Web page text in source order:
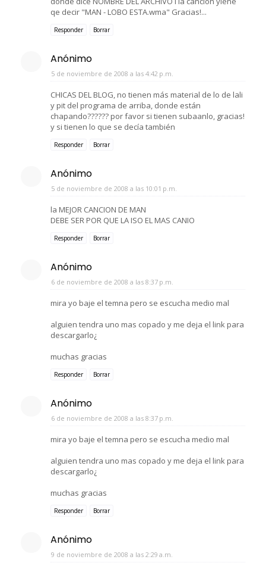
qe decir "MAN - LOBO ESTA.wma" Gracias!...
Responder Borrar
Anónimo
5 de noviembre de 2008 a las 4:42 p.m.
CHICAS DEL BLOG, no tienen más material de lo de lali
y pit del programa de arriba, donde están
chapando?????? por favor si tienen subaanlo, gracias!
y si tienen lo que se decía también
Responder Borrar
Anónimo
5 de noviembre de 2008 a las 10:01 p.m.
la MEJOR CANCION DE MAN
DEBE SER POR QUE LA ISO EL MAS CANIO
Responder Borrar
Anónimo
6 de noviembre de 2008 a las 8:37 p.m.
mira yo baje el temna pero se escucha medio mal
alguien tendra uno mas copado y me deja el link para
descargarlo¿
muchas gracias
Responder Borrar
Anónimo
6 de noviembre de 2008 a las 8:37 p.m.
mira yo baje el temna pero se escucha medio mal
alguien tendra uno mas copado y me deja el link para
descargarlo¿
muchas gracias
Responder Borrar
Anónimo
9 de noviembre de 2008 a las 2:29 a.m.